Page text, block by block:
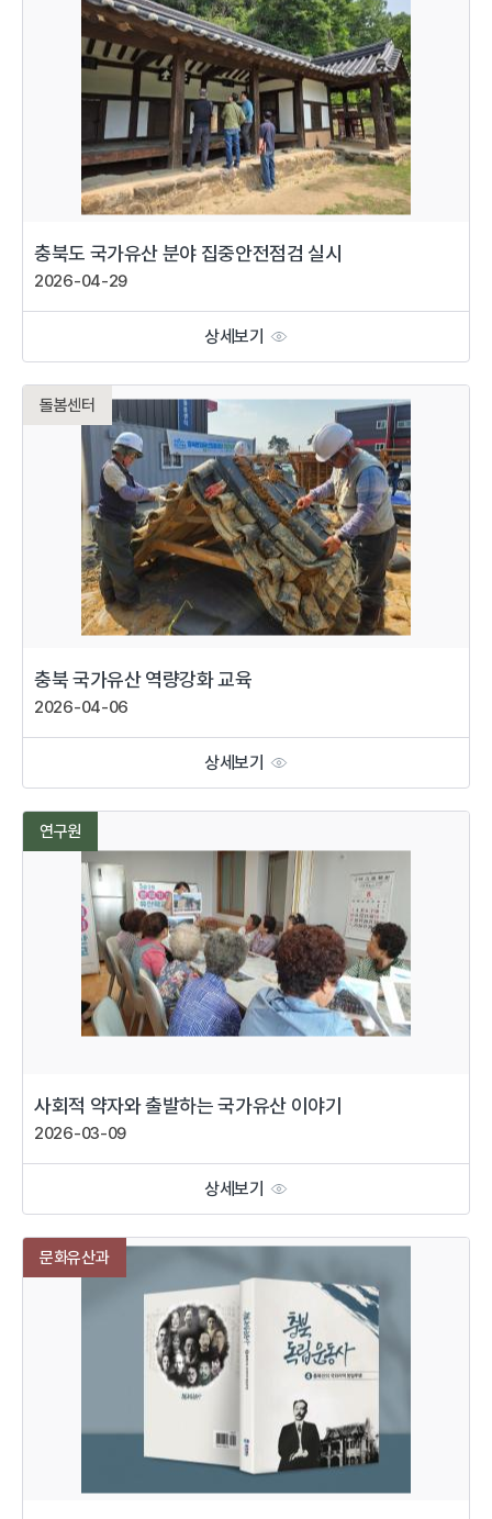
충북도 국가유산 분야 집중안전점검 실시
2026-04-29
상세보기
돌봄센터
충북 국가유산 역량강화 교육
2026-04-06
상세보기
연구원
사회적 약자와 출발하는 국가유산 이야기
2026-03-09
상세보기
문화유산과